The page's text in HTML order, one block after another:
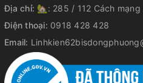
Địa chỉ: 🏡: 285 / 112 Cách mạng
Điện thoại: 0918 428 428
Email: